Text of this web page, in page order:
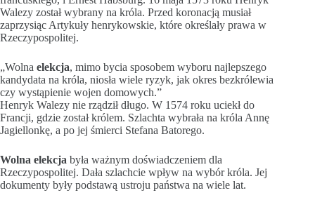
Walezy został wybrany na króla. Przed koronacją musiał
zaprzysiąc Artykuły henrykowskie, które określały prawa w
Rzeczypospolitej.
„Wolna elekcja, mimo bycia sposobem wyboru najlepszego
kandydata na króla, niosła wiele ryzyk, jak okres bezkrólewia
czy wystąpienie wojen domowych.”
Henryk Walezy nie rządził długo. W 1574 roku uciekł do
Francji, gdzie został królem. Szlachta wybrała na króla Annę
Jagiellonkę, a po jej śmierci Stefana Batorego.
Wolna elekcja była ważnym doświadczeniem dla
Rzeczypospolitej. Dała szlachcie wpływ na wybór króla. Jej
dokumenty były podstawą ustroju państwa na wiele lat.